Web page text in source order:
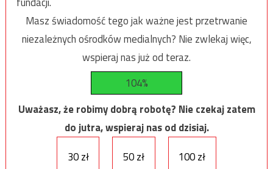
Masz świadomość tego jak ważne jest przetrwanie
niezależnych ośrodków medialnych? Nie zwlekaj więc,
wspieraj nas już od teraz.
104%
Uważasz, że robimy dobrą robotę? Nie czekaj zatem
do jutra, wspieraj nas od dzisiaj.
30 zł
50 zł 100 zł